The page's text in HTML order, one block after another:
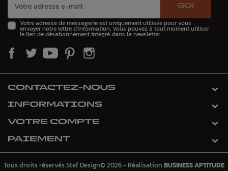
GO!
Votre adresse de messagerie est uniquement utilisée pour vous
envoyer notre lettre d'information. Vous pouvez à tout moment utiliser
le lien de désabonnement intégré dans la newsletter.
CONTACTEZ-NOUS
INFORMATIONS
VOTRE COMPTE
PAIEMENT
Tous droits réservés Stef Design© 2026 - Réalisation BUSINESS APTITUDE